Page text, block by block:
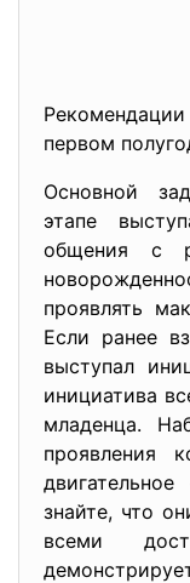
первом
Основной
этапе
общения с
проявлять
Если ранее
выступал
инициатива
младенца.
проявления
знайте, что
всеми